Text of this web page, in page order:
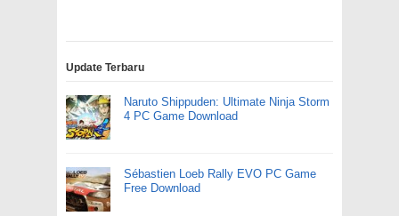
Update Terbaru
Naruto Shippuden: Ultimate Ninja Storm
4 PC Game Download
Sébastien Loeb Rally EVO PC Game
Free Download